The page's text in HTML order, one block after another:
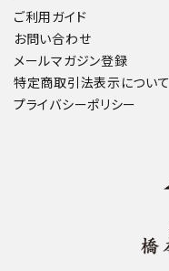
ご利用ガイド
お問い合わせ
メールマガジン登録
特定商取引法表示について
プライバシーポリシー